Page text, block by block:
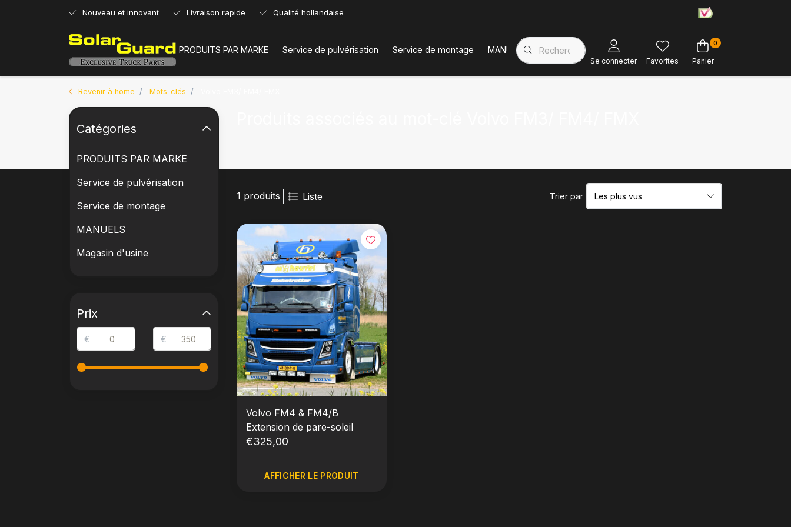
Nouveau et innovant Livraison rapide Qualité hollandaise
PRODUITS PAR MARKE Service de pulvérisation Service de montage MANUELS Magasin d'usine Soutien à la clientèle
Se connecter Favorites
0
Panier
Revenir à home Mots-clés
1 produits Liste Trier par
Volvo FM4 & FM4/B
Extension de pare-soleil
€325,00
AFFICHER LE PRODUIT
Catégories
PRODUITS PAR MARKE
Service de pulvérisation
Service de montage
MANUELS
Magasin d'usine
Prix
€ €